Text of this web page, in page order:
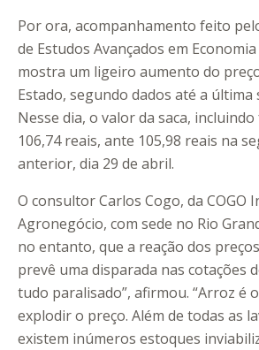
Por ora, acompanhamento feito
de Estudos Avançados em Economia
mostra um ligeiro aumento do
Estado, segundo dados até a
Nesse dia, o valor da saca,
106,74 reais, ante 105,98 reais na
anterior, dia 29 de abril.
O consultor Carlos Cogo, da COGO
Agronegócio, com sede no Rio
no entanto, que a reação dos
prevê uma disparada nas cotações
tudo paralisado”, afirmou. “Arroz é
explodir o preço. Além de todas as
existem inúmeros estoques